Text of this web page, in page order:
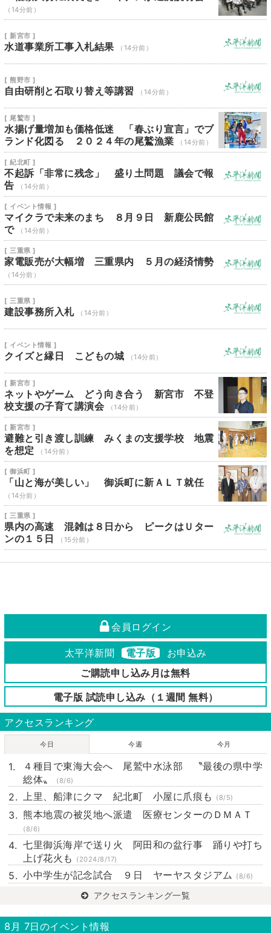
（14分前）
[ 新宮市 ]
水道事業所工事入札結果 （14分前）
[ 熊野市 ]
自由研削と石取り替え等講習 （14分前）
[ 尾鷲市 ]
水揚げ量増加も価格低迷 「春ぶり宣言」でブ
ランド化図る ２０２４年の尾鷲漁業
（14分前）
[ 紀北町 ]
不起訴「非常に残念」 盛り土問題 議会で報
告
（14分前）
[ イベント情報 ]
マイクラで未来のまち ８月９日 新鹿公民館
で
（14分前）
[ 三重県 ]
家電販売が大幅増 三重県内 ５月の経済情勢
（14分前）
[ 三重県 ]
建設事務所入札 （14分前）
[ イベント情報 ]
クイズと縁日 こどもの城 （14分前）
[ 新宮市 ]
ネットやゲーム どう向き合う 新宮市 不登
校支援の子育て講演会
（14分前）
[ 新宮市 ]
避難と引き渡し訓練 みくまの支援学校 地震
を想定
（14分前）
[ 御浜町 ]
「山と海が美しい」 御浜町に新ＡＬＴ就任
（14分前）
[ 三重県 ]
県内の高速 混雑は８日から ピークはＵター
ンの１５日
（15分前）
会員ログイン
太平洋新聞 電子版
お申込み
ご購読申し込み月は無料
電子版 試読申し込み（１週間 無料）
アクセスランキング
今日 今週 今月
４種目で東海大会へ 尾鷲中水泳部 〝最後の県中学
総体〟
(8/6)
上里、船津にクマ 紀北町 小屋に爪痕も (8/5)
熊本地震の被災地へ派遣 医療センターのＤＭＡＴ
(8/6)
七里御浜海岸で送り火 阿田和の盆行事 踊りや打ち
上げ花火も
(2024/8/17)
小中学生が記念試合 ９日 ヤーヤスタジアム (8/6)
アクセスランキング一覧
8月 7日のイベント情報